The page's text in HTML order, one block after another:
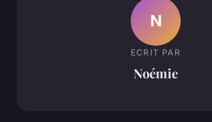
N
ECRIT PAR
Noémie